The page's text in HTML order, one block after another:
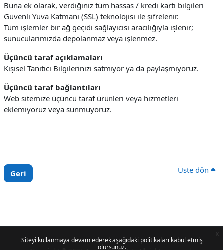
Siteyi kullanmaya devam ederek aşağıdaki politikaları kabul etmiş
olursunuz.
x
Buna ek olarak, verdiğiniz tüm hassas / kredi kartı bilgileri
Güvenli Yuva Katmanı (SSL) teknolojisi ile şifrelenir.
Tüm işlemler bir ağ geçidi sağlayıcısı aracılığıyla işlenir;
sunucularımızda depolanmaz veya işlenmez.
Üçüncü taraf açıklamaları
Kişisel Tanıtıcı Bilgilerinizi satmıyor ya da paylaşmıyoruz.
Üçüncü taraf bağlantıları
Web sitemize üçüncü taraf ürünleri veya hizmetleri
eklemiyoruz veya sunmuyoruz.
Geri Üste dön